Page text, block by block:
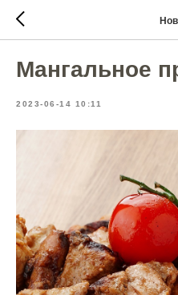
Мангальное
2023-06-14 10:11